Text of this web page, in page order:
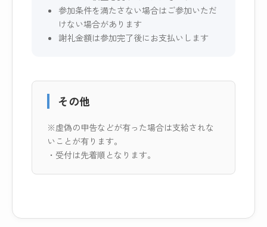
参加条件を満たさない場合はご参加いただ
けない場合があります
謝礼金額は参加完了後にお支払いします
その他
※虚偽の申告などが有った場合は支給されな
いことが有ります。
・受付は先着順となります。